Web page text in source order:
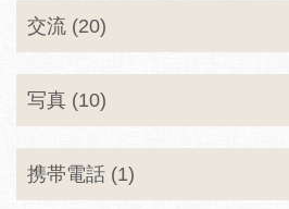
交流 (20)
写真 (10)
携帯電話 (1)